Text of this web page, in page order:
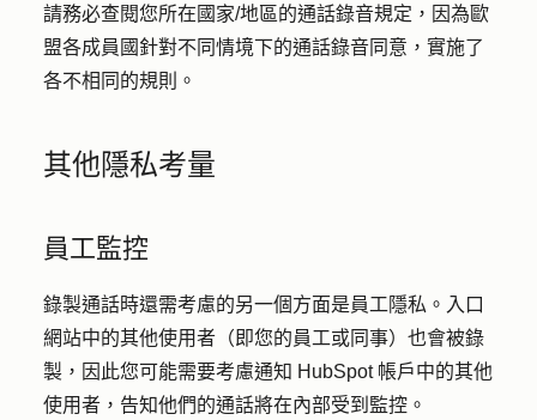
請務必查閱您所在國家/地區的通話錄音規定，因為歐
盟各成員國針對不同情境下的通話錄音同意，實施了
各不相同的規則。
其他隱私考量
員工監控
錄製通話時還需考慮的另一個方面是員工隱私。入口
網站中的其他使用者（即您的員工或同事）也會被錄
製，因此您可能需要考慮通知 HubSpot 帳戶中的其他
使用者，告知他們的通話將在內部受到監控。